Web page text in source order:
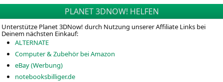
PLANET 3DNOW! HELFEN
Unterstütze Planet 3DNow! durch Nutzung unserer Affiliate Links bei
Deinem nächsten Einkauf:
ALTERNATE
Computer & Zubehör bei Amazon
eBay (Werbung)
notebooksbilliger.de